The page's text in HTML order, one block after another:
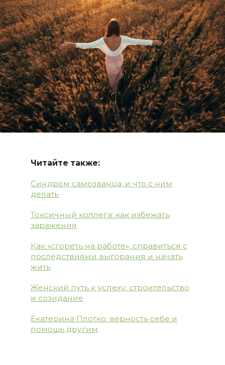
Читайте также:
Синдром самозванца, и что с ним
делать
Токсичный коллега: как избежать
заражения
Как «сгореть на работе», справиться с
последствиями выгорания и начать
жить
Женский путь к успеху: строительство
и созидание
Екатерина Плотко: верность себе и
помощь другим